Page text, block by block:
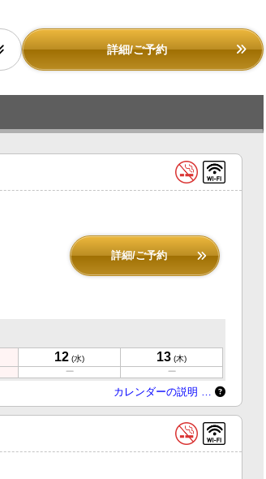
詳細/ご予約
詳細/ご予約
12 (水) 13 (木)
カレンダーの説明 …